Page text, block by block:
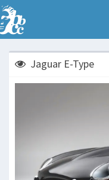
Jaguar E-Type